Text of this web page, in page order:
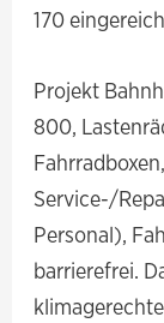
170
Projekt
800,
Service-/
Personal),
barrierefrei.